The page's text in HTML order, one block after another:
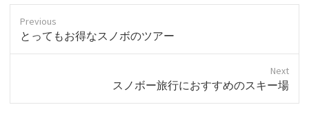
Previous
P
o
とってもお得なスノボのツアー
Next
スノボー旅行におすすめのスキー場